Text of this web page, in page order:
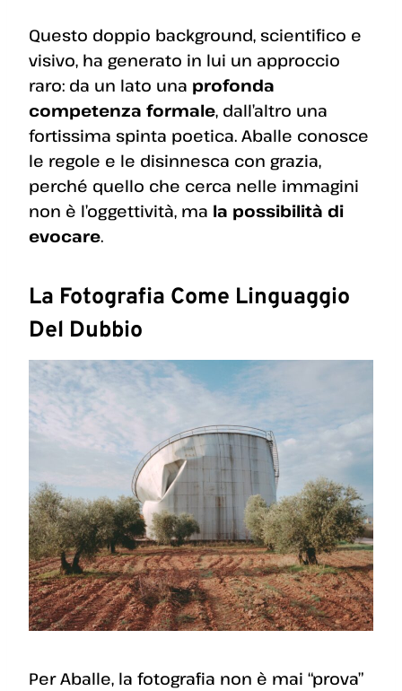
Questo doppio background, scientifico e
visivo, ha generato in lui un approccio
raro: da un lato una profonda
competenza formale, dall’altro una
fortissima spinta poetica. Aballe conosce
le regole e le disinnesca con grazia,
perché quello che cerca nelle immagini
non è l’oggettività, ma la possibilità di
evocare.
La Fotografia Come Linguaggio
Del Dubbio
Per Aballe, la fotografia non è mai “prova”